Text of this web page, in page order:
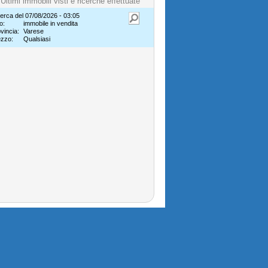
del 07/08/2026 - 03:05
immobile in vendita
Varese
Qualsiasi